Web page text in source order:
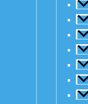
Categorías: